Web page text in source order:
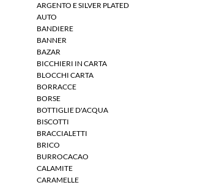
ARGENTO E SILVER PLATED
AUTO
BANDIERE
BANNER
BAZAR
BICCHIERI IN CARTA
BLOCCHI CARTA
BORRACCE
BORSE
BOTTIGLIE D'ACQUA
BISCOTTI
BRACCIALETTI
BRICO
BURROCACAO
CALAMITE
CARAMELLE